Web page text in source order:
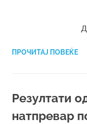
ПРОЧИТАЈ ПОВЕЌЕ
Резултати
натпревар